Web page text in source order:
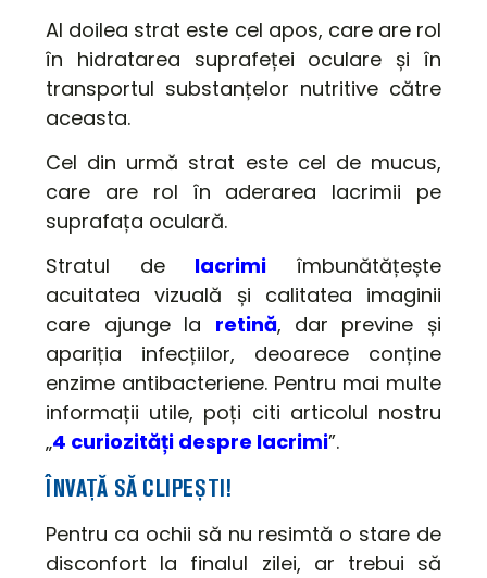
Al doilea strat este cel apos, care are rol
în hidratarea suprafeței oculare și în
transportul substanțelor nutritive către
aceasta.
Cel din urmă strat este cel de mucus,
care are rol în aderarea lacrimii pe
suprafața oculară.
Stratul de lacrimi îmbunătățește
acuitatea vizuală și calitatea imaginii
care ajunge la retină, dar previne și
apariția infecțiilor, deoarece conține
enzime antibacteriene. Pentru mai multe
informații utile, poți citi articolul nostru
„4 curiozități despre lacrimi”.
ÎNVAȚĂ SĂ CLIPEȘTI!
Pentru ca ochii să nu resimtă o stare de
disconfort la finalul zilei, ar trebui să